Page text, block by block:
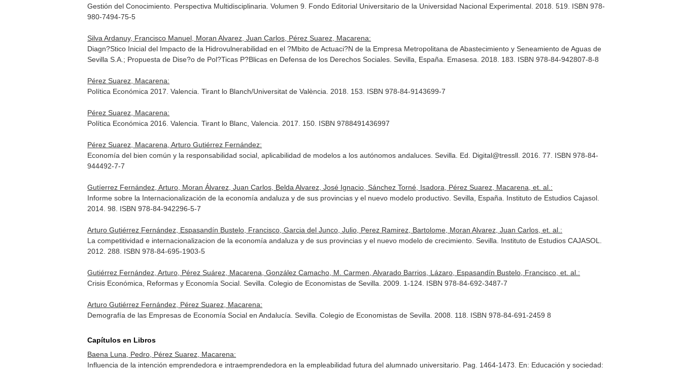
Gestión del Conocimiento. Perspectiva Multidisciplinaria. Volumen 9. Fondo Editorial Universitario de la Universidad Nacional Experimental. 2018. 519. ISBN 978-
980-7494-75-5
Silva Ardanuy, Francisco Manuel, Moran Alvarez, Juan Carlos, Pérez Suarez, Macarena:
Diagn?Stico Inicial del Impacto de la Hidrovulnerabilidad en el ?Mbito de Actuaci?N de la Empresa Metropolitana de Abastecimiento y Seneamiento de Aguas de
Sevilla S.A.; Propuesta de Dise?o de Pol?Ticas P?Blicas en Defensa de los Derechos Sociales. Sevilla, España. Emasesa. 2018. 183. ISBN 978-84-942807-8-8
Pérez Suarez, Macarena:
Política Económica 2017. Valencia. Tirant lo Blanch/Universitat de València. 2018. 153. ISBN 978-84-9143699-7
Pérez Suarez, Macarena:
Política Económica 2016. Valencia. Tirant lo Blanc, Valencia. 2017. 150. ISBN 9788491436997
Pérez Suarez, Macarena, Arturo Gutiérrez Fernández:
Economía del bien común y la responsabilidad social, aplicabilidad de modelos a los autónomos andaluces. Sevilla. Ed. Digital@tressll. 2016. 77. ISBN 978-84-
944492-7-7
Gutíerrez Fernández, Arturo, Moran Álvarez, Juan Carlos, Belda Alvarez, José Ignacio, Sánchez Torné, Isadora, Pérez Suarez, Macarena, et. al.:
Informe sobre la Internacionalización de la economía andaluza y de sus provincias y el nuevo modelo productivo. Sevilla, España. Instituto de Estudios Cajasol.
2014. 98. ISBN 978-84-942296-5-7
Arturo Gutiérrez Fernández, Espasandín Bustelo, Francisco, Garcia del Junco, Julio, Perez Ramirez, Bartolome, Moran Alvarez, Juan Carlos, et. al.:
La competitividad e internacionalizacion de la economía andaluza y de sus provincias y el nuevo modelo de crecimiento. Sevilla. Instituto de Estudios CAJASOL.
2012. 288. ISBN 978-84-695-1903-5
Gutiérrez Fernández, Arturo, Pérez Suárez, Macarena, González Camacho, M. Carmen, Alvarado Barrios, Lázaro, Espasandín Bustelo, Francisco, et. al.:
Crisis Económica, Reformas y Economía Social. Sevilla. Colegio de Economistas de Sevilla. 2009. 1-124. ISBN 978-84-692-3487-7
Arturo Gutiérrez Fernández, Pérez Suarez, Macarena:
Demografía de las Empresas de Economía Social en Andalucía. Sevilla. Colegio de Economistas de Sevilla. 2008. 118. ISBN 978-84-691-2459 8
Capítulos en Libros
Baena Luna, Pedro, Pérez Suarez, Macarena:
Influencia de la intención emprendedora e intraemprendedora en la empleabilidad futura del alumnado universitario. Pag. 1464-1473. En: Educación y sociedad: